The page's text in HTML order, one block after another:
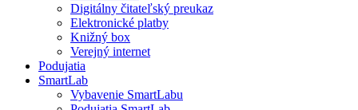
Digitálny čitateľský preukaz
Elektronické platby
Knižný box
Verejný internet
Podujatia
SmartLab
Vybavenie SmartLabu